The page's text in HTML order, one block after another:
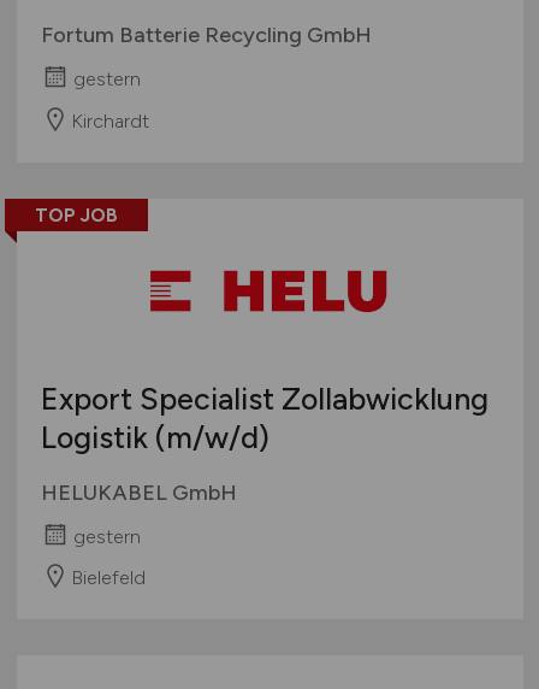
Fortum Batterie Recycling GmbH
gestern
Kirchardt
TOP JOB
Export Specialist Zollabwicklung
Logistik (m/w/d)
HELUKABEL GmbH
gestern
Bielefeld